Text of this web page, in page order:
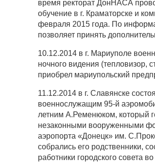
время ректорат ДонНАСА
обучение в г. Краматорске и
февраля 2015 года. По
позволяет принять
10.12.2014 в г. Мариуполе
ночного видения (тепловизор,
приобрел мариупольский
11.12.2014 в г. Славянске
военнослужащим 95-й
летним А.Ременюком, который
незаконными вооруженными
аэропорта «Донецк» им.
собрались его родственники,
работники городского совета